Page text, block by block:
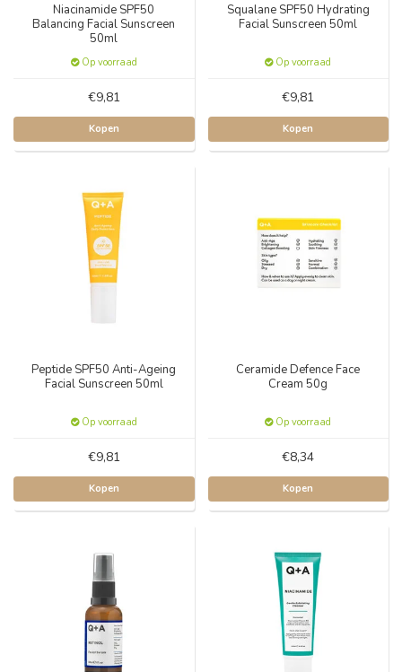
Niacinamide SPF50
Balancing Facial Sunscreen
50ml
Op voorraad
€9,81
Kopen
Squalane SPF50 Hydrating
Facial Sunscreen 50ml
Op voorraad
€9,81
Kopen
Peptide SPF50 Anti-Ageing
Facial Sunscreen 50ml
Op voorraad
€9,81
Kopen
Ceramide Defence Face
Cream 50g
Op voorraad
€8,34
Kopen